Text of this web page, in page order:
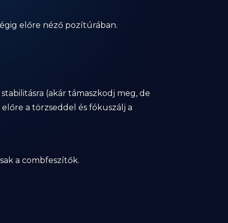
előre néző pozítúrában.
(akár támaszkodj meg, de
a törzseddel és fókuszálj a
a combfeszítők.